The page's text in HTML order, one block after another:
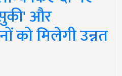
और
को मिलेगी उन्नत